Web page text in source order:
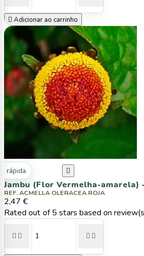
 Adicionar ao carrinho
rápida 
Jambu (Flor Vermelha-amarela)
REF. ACMELLA OLERACEA ROJA
2,47 €
Rated out of 5 stars based on
   